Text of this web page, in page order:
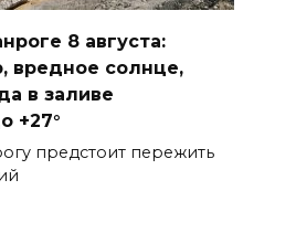
8 августа:
вредное солнце,
в заливе
+27°
предстоит пережить